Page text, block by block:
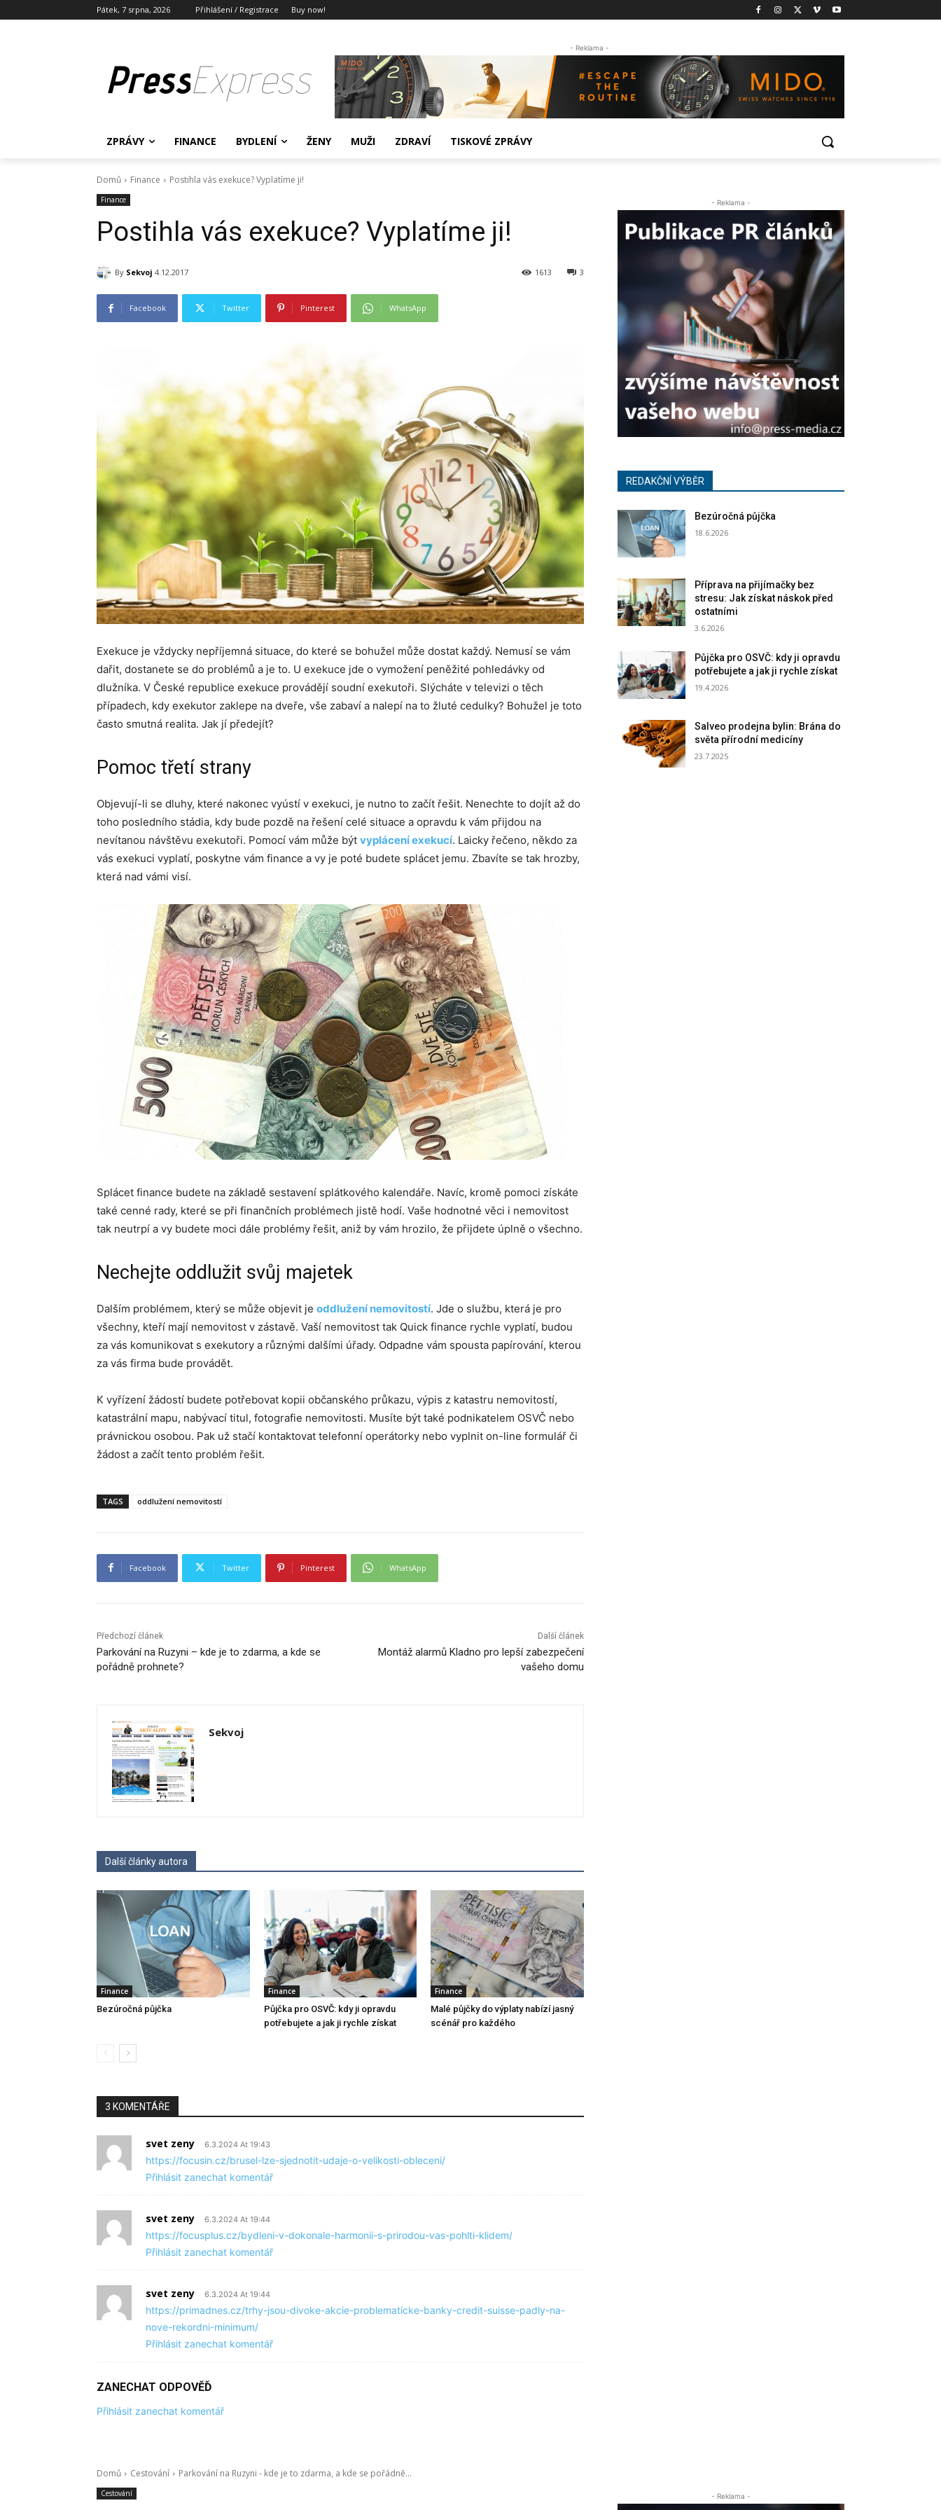
Pátek, 7 srpna, 2026 Přihlášení / Registrace Buy now!
PressExpress
- Reklama -
ZPRÁVY FINANCE BYDLENÍ ŽENY MUŽI ZDRAVÍ TISKOVÉ ZPRÁVY
Domů Finance Postihla vás exekuce? Vyplatíme ji!
Finance
Postihla vás exekuce? Vyplatíme ji!
By Sekvoj 4.12.2017 3
1613
Facebook Twitter Pinterest WhatsApp
Exekuce je vždycky nepříjemná situace, do které se bohužel může dostat každý. Nemusí se vám
dařit, dostanete se do problémů a je to. U exekuce jde o vymožení peněžité pohledávky od
dlužníka. V České republice exekuce provádějí soudní exekutoři. Slýcháte v televizi o těch
případech, kdy exekutor zaklepe na dveře, vše zabaví a nalepí na to žluté cedulky? Bohužel je toto
často smutná realita. Jak jí předejít?
Pomoc třetí strany
Objevují-li se dluhy, které nakonec vyústí v exekuci, je nutno to začít řešit. Nenechte to dojít až do
toho posledního stádia, kdy bude pozdě na řešení celé situace a opravdu k vám přijdou na
nevítanou návštěvu exekutoři. Pomocí vám může být vyplácení exekucí. Laicky řečeno, někdo za
vás exekuci vyplatí, poskytne vám finance a vy je poté budete splácet jemu. Zbavíte se tak hrozby,
která nad vámi visí.
Splácet finance budete na základě sestavení splátkového kalendáře. Navíc, kromě pomoci získáte
také cenné rady, které se při finančních problémech jistě hodí. Vaše hodnotné věci i nemovitost
tak neutrpí a vy budete moci dále problémy řešit, aniž by vám hrozilo, že přijdete úplně o všechno.
Nechejte oddlužit svůj majetek
Dalším problémem, který se může objevit je oddlužení nemovitostí. Jde o službu, která je pro
všechny, kteří mají nemovitost v zástavě. Vaší nemovitost tak Quick finance rychle vyplatí, budou
za vás komunikovat s exekutory a různými dalšími úřady. Odpadne vám spousta papírování, kterou
za vás firma bude provádět.
K vyřízení žádostí budete potřebovat kopii občanského průkazu, výpis z katastru nemovitostí,
katastrální mapu, nabývací titul, fotografie nemovitosti. Musíte být také podnikatelem OSVČ nebo
právnickou osobou. Pak už stačí kontaktovat telefonní operátorky nebo vyplnit on-line formulář či
žádost a začít tento problém řešit.
TAGS oddlužení nemovitostí
Facebook Twitter Pinterest WhatsApp
Předchozí článek
Parkování na Ruzyni – kde je to zdarma, a kde se
pořádně prohnete?
Další článek
Montáž alarmů Kladno pro lepší zabezpečení
vašeho domu
Sekvoj
Další články autora
Finance
Bezúročná půjčka
Finance
Půjčka pro OSVČ: kdy ji opravdu
potřebujete a jak ji rychle získat
Finance
Malé půjčky do výplaty nabízí jasný
scénář pro každého
3 KOMENTÁŘE
svet zeny 6.3.2024 At 19:43
https://focusin.cz/brusel-lze-sjednotit-udaje-o-velikosti-obleceni/
Přihlásit zanechat komentář
svet zeny 6.3.2024 At 19:44
https://focusplus.cz/bydleni-v-dokonale-harmonii-s-prirodou-vas-pohlti-klidem/
Přihlásit zanechat komentář
svet zeny 6.3.2024 At 19:44
https://primadnes.cz/trhy-jsou-divoke-akcie-problematicke-banky-credit-suisse-padly-na-
nove-rekordni-minimum/
Přihlásit zanechat komentář
ZANECHAT ODPOVĚĎ
Přihlásit zanechat komentář
- Reklama -
REDAKČNÍ VÝBĚR
Bezúročná půjčka
18.6.2026
Příprava na přijímačky bez
stresu: Jak získat náskok před
ostatními
3.6.2026
Půjčka pro OSVČ: kdy ji opravdu
potřebujete a jak ji rychle získat
19.4.2026
Salveo prodejna bylin: Brána do
světa přírodní medicíny
23.7.2025